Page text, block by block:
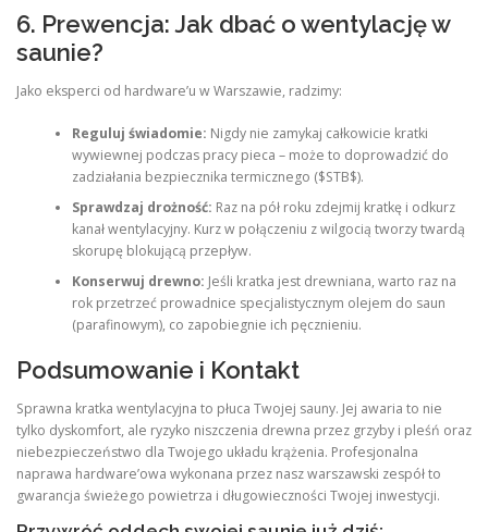
6. Prewencja: Jak dbać o wentylację w
saunie?
Jako eksperci od hardware’u w Warszawie, radzimy:
Reguluj świadomie: Nigdy nie zamykaj całkowicie kratki
wywiewnej podczas pracy pieca – może to doprowadzić do
zadziałania bezpiecznika termicznego ($STB$).
Sprawdzaj drożność: Raz na pół roku zdejmij kratkę i odkurz
kanał wentylacyjny. Kurz w połączeniu z wilgocią tworzy twardą
skorupę blokującą przepływ.
Konserwuj drewno: Jeśli kratka jest drewniana, warto raz na
rok przetrzeć prowadnice specjalistycznym olejem do saun
(parafinowym), co zapobiegnie ich pęcznieniu.
Podsumowanie i Kontakt
Sprawna kratka wentylacyjna to płuca Twojej sauny. Jej awaria to nie
tylko dyskomfort, ale ryzyko niszczenia drewna przez grzyby i pleśń oraz
niebezpieczeństwo dla Twojego układu krążenia. Profesjonalna
naprawa hardware’owa wykonana przez nasz warszawski zespół to
gwarancja świeżego powietrza i długowieczności Twojej inwestycji.